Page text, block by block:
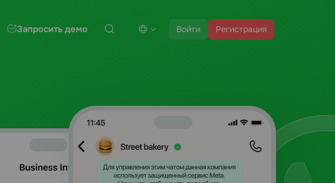
Войти Регистрация
Запросить демо